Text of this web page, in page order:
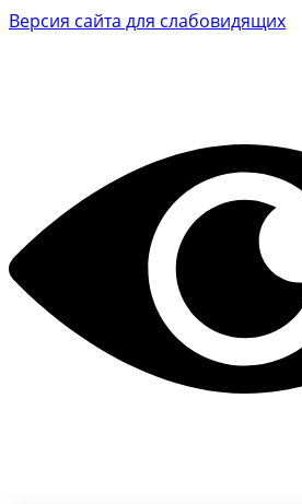
Версия сайта для слабовидящих